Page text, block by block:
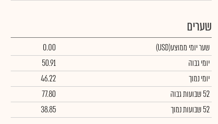
שערים
שער יומי ממוצע(USD)
0.00
יומי גבוה
50.91
יומי נמוך
46.22
52 שבועות גבוה
77.80
52 שבועות נמוך
38.85